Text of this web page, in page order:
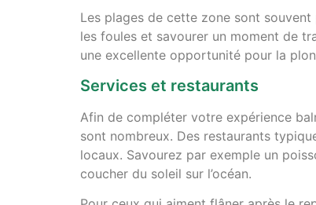
Les plages de cette zone sont
les foules et savourer un moment de
une excellente opportunité pour la
Services et restaurants
Afin de compléter votre expérience
sont nombreux. Des restaurants
locaux. Savourez par exemple un
coucher du soleil sur l’océan.